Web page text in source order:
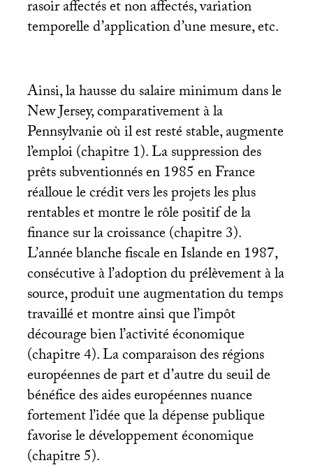
rasoir affectés et non affectés, variation
temporelle d’application d’une mesure, etc.
Ainsi, la hausse du salaire minimum dans le
New Jersey, comparativement à la
Pennsylvanie où il est resté stable, augmente
l’emploi (chapitre 1). La suppression des
prêts subventionnés en 1985 en France
réalloue le crédit vers les projets les plus
rentables et montre le rôle positif de la
finance sur la croissance (chapitre 3).
L’année blanche fiscale en Islande en 1987,
consécutive à l’adoption du prélèvement à la
source, produit une augmentation du temps
travaillé et montre ainsi que l’impôt
décourage bien l’activité économique
(chapitre 4). La comparaison des régions
européennes de part et d’autre du seuil de
bénéfice des aides européennes nuance
fortement l’idée que la dépense publique
favorise le développement économique
(chapitre 5).